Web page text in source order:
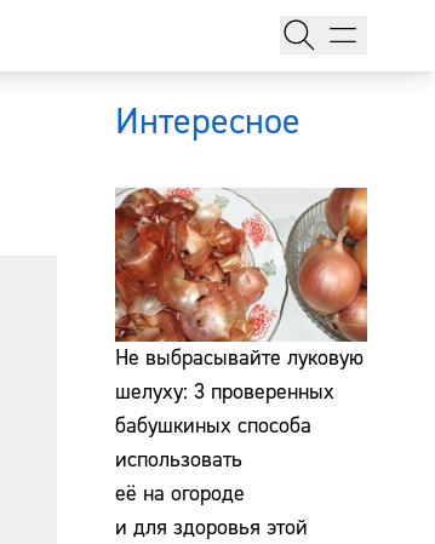
Интересное
Не выбрасывайте луковую
шелуху: 3 проверенных
бабушкиных способа
использовать
её на огороде
и для здоровья этой